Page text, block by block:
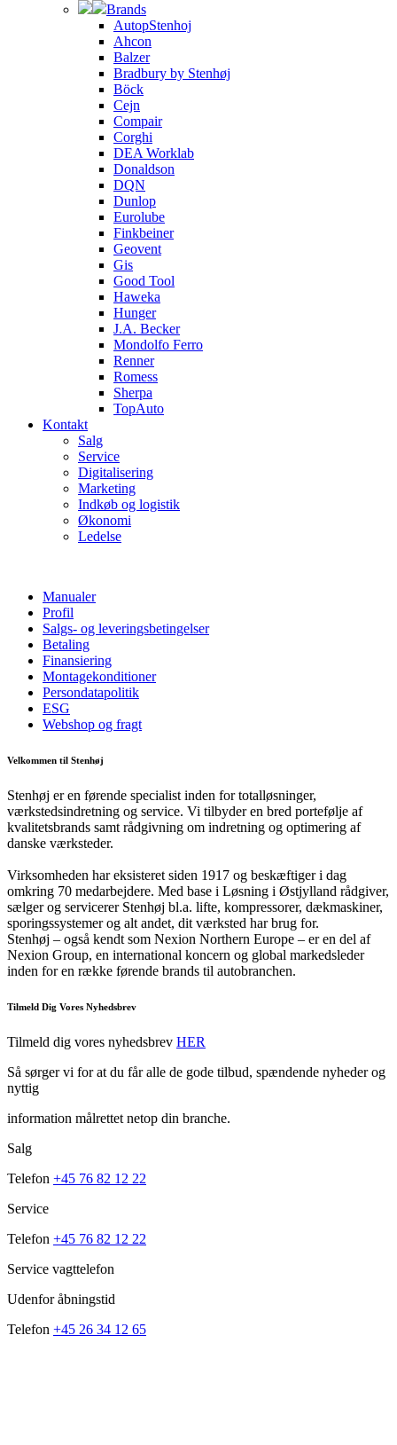
Brands
AutopStenhoj
Ahcon
Balzer
Bradbury by Stenhøj
Böck
Cejn
Compair
Corghi
DEA Worklab
Donaldson
DQN
Dunlop
Eurolube
Finkbeiner
Geovent
Gis
Good Tool
Haweka
Hunger
J.A. Becker
Mondolfo Ferro
Renner
Romess
Sherpa
TopAuto
Kontakt
Salg
Service
Digitalisering
Marketing
Indkøb og logistik
Økonomi
Ledelse
Manualer
Profil
Salgs- og leveringsbetingelser
Betaling
Finansiering
Montagekonditioner
Persondatapolitik
ESG
Webshop og fragt
Velkommen til Stenhøj
Stenhøj er en førende specialist inden for totalløsninger,
værkstedsindretning og service. Vi tilbyder en bred portefølje af
kvalitetsbrands samt rådgivning om indretning og optimering af
danske værksteder.
Virksomheden har eksisteret siden 1917 og beskæftiger i dag
omkring 70 medarbejdere. Med base i Løsning i Østjylland rådgiver,
sælger og servicerer Stenhøj bl.a. lifte, kompressorer, dækmaskiner,
sporingssystemer og alt andet, dit værksted har brug for.
Stenhøj – også kendt som Nexion Northern Europe – er en del af
Nexion Group, en international koncern og global markedsleder
inden for en række førende brands til autobranchen.
Tilmeld Dig Vores Nyhedsbrev
Tilmeld dig vores nyhedsbrev HER
Så sørger vi for at du får alle de gode tilbud, spændende nyheder og
nyttig
information målrettet netop din branche.
Salg
Telefon +45 76 82 12 22
Service
Telefon +45 76 82 12 22
Service vagttelefon
Udenfor åbningstid
Telefon +45 26 34 12 65